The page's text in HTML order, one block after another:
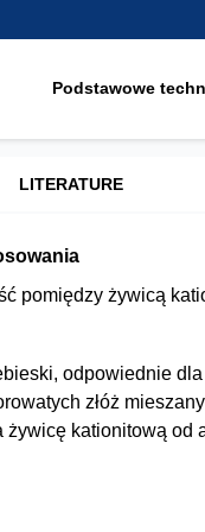
Podstawowe
LITERATURE
pomiędzy żywicą
odpowiednie
złóż
żywicę kationitową od